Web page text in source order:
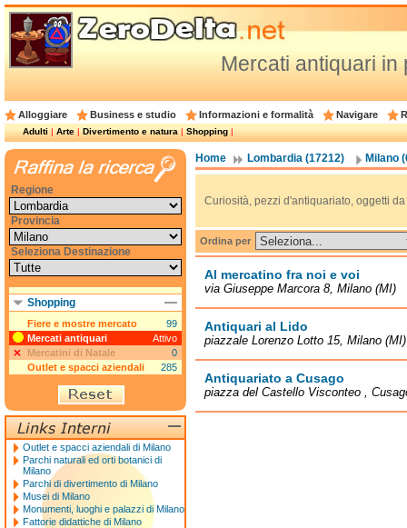
Mercati antiquari
Alloggiare Business e studio Informazioni e formalità Navigare
Adulti|Arte|Divertimento e natura|Shopping|
Home Lombardia (17212) Milano
Curiosità, pezzi d'antiquariato, oggetti
Ordina per
Al mercatino fra noi e voi
via Giuseppe Marcora 8, Milano (MI)
Antiquari al Lido
piazzale Lorenzo Lotto 15, Milano (MI)
Antiquariato a Cusago
piazza del Castello Visconteo ,
Regione
Provincia
Seleziona Destinazione
Shopping
Fiere e mostre mercato
99
Mercati antiquari
Attivo
Mercatini di Natale
0
Outlet e spacci aziendali
285
Outlet e spacci aziendali di Milano
Parchi naturali ed orti botanici di
Milano
Parchi di divertimento di Milano
Musei di Milano
Monumenti, luoghi e palazzi di Milano
Fattorie didattiche di Milano